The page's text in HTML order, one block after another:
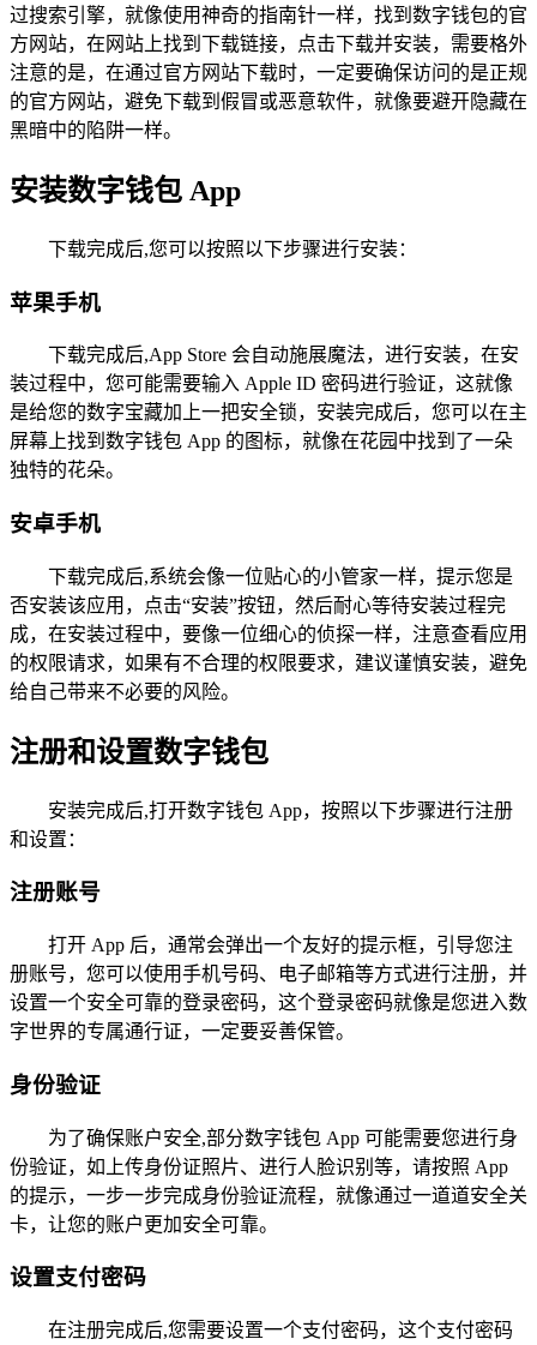
过搜索引擎，就像使用神奇的指南针一样，找到数字钱包的官
方网站，在网站上找到下载链接，点击下载并安装，需要格外
注意的是，在通过官方网站下载时，一定要确保访问的是正规
的官方网站，避免下载到假冒或恶意软件，就像要避开隐藏在
黑暗中的陷阱一样。
安装数字钱包 App
下载完成后,您可以按照以下步骤进行安装：
苹果手机
下载完成后,App Store 会自动施展魔法，进行安装，在安
装过程中，您可能需要输入 Apple ID 密码进行验证，这就像
是给您的数字宝藏加上一把安全锁，安装完成后，您可以在主
屏幕上找到数字钱包 App 的图标，就像在花园中找到了一朵
独特的花朵。
安卓手机
下载完成后,系统会像一位贴心的小管家一样，提示您是
否安装该应用，点击“安装”按钮，然后耐心等待安装过程完
成，在安装过程中，要像一位细心的侦探一样，注意查看应用
的权限请求，如果有不合理的权限要求，建议谨慎安装，避免
给自己带来不必要的风险。
注册和设置数字钱包
安装完成后,打开数字钱包 App，按照以下步骤进行注册
和设置：
注册账号
打开 App 后，通常会弹出一个友好的提示框，引导您注
册账号，您可以使用手机号码、电子邮箱等方式进行注册，并
设置一个安全可靠的登录密码，这个登录密码就像是您进入数
字世界的专属通行证，一定要妥善保管。
身份验证
为了确保账户安全,部分数字钱包 App 可能需要您进行身
份验证，如上传身份证照片、进行人脸识别等，请按照 App
的提示，一步一步完成身份验证流程，就像通过一道道安全关
卡，让您的账户更加安全可靠。
设置支付密码
在注册完成后,您需要设置一个支付密码，这个支付密码